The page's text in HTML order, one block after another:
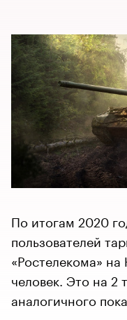
По итогам 2020
пользователей
«Ростелекома»
человек. Это на 2
аналогичного